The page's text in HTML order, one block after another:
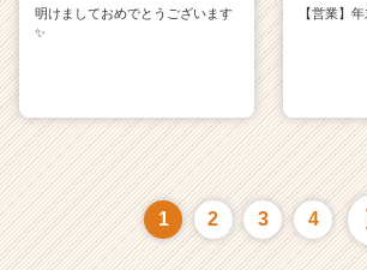
明けましておめでとうございます
✨
【営業】
1 2 3 4